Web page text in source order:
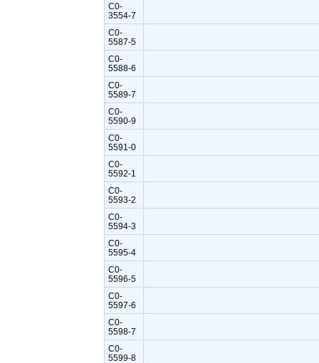
C0-
3554-7
C0-
5587-5
C0-
5588-6
C0-
5589-7
C0-
5590-9
C0-
5591-0
C0-
5592-1
C0-
5593-2
C0-
5594-3
C0-
5595-4
C0-
5596-5
C0-
5597-6
C0-
5598-7
C0-
5599-8